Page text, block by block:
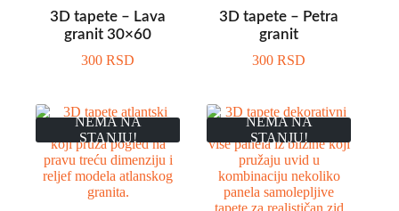
3D tapete – Lava
granit 30×60
300RSD
3D tapete – Petra
granit
300RSD
NEMA NA
STANJU!
NEMA NA
STANJU!